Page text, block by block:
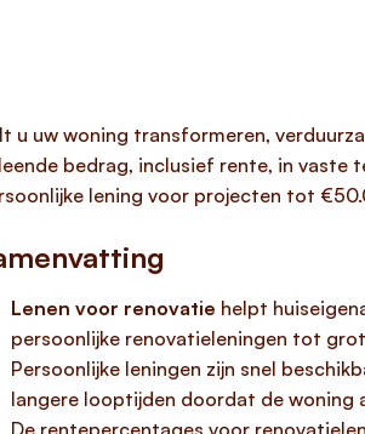
u uw woning transformeren,
bedrag, inclusief rente, in vaste
lening voor projecten tot
Lenen voor renovatie helpt
persoonlijke renovatieleningen tot
Persoonlijke leningen zijn snel
langere looptijden doordat de woning
De rentepercentages voor